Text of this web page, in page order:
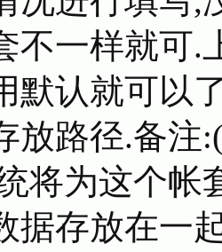
不一样就可.
默认就可以
放路径.备注
将为这个帐
据存放在一